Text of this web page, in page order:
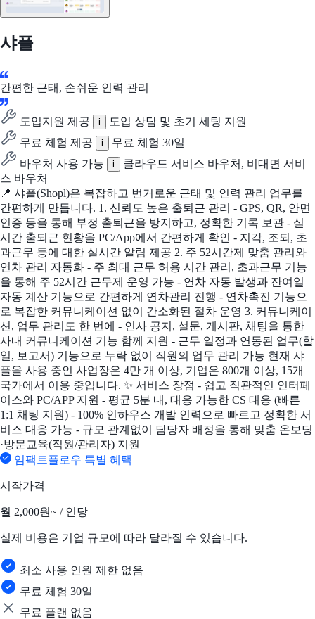
샤플
간편한 근태, 손쉬운 인력 관리
도입지원 제공 i
도입 상담 및 초기 세팅 지원
무료 체험 제공
i
무료 체험 30일
바우처 사용 가능
i
클라우드 서비스 바우처, 비대면 서비
스 바우처
📍 샤플(Shopl)은 복잡하고 번거로운 근태 및 인력 관리 업무를
간편하게 만듭니다. 1. 신뢰도 높은 출퇴근 관리 - GPS, QR, 안면
인증 등을 통해 부정 출퇴근을 방지하고, 정확한 기록 보관 - 실
시간 출퇴근 현황을 PC/App에서 간편하게 확인 - 지각, 조퇴, 초
과근무 등에 대한 실시간 알림 제공 2. 주 52시간제 맞춤 관리와
연차 관리 자동화 - 주 최대 근무 허용 시간 관리, 초과근무 기능
을 통해 주 52시간 근무제 운영 가능 - 연차 자동 발생과 잔여일
자동 계산 기능으로 간편하게 연차관리 진행 - 연차촉진 기능으
로 복잡한 커뮤니케이션 없이 간소화된 절차 운영 3. 커뮤니케이
션, 업무 관리도 한 번에 - 인사 공지, 설문, 게시판, 채팅을 통한
사내 커뮤니케이션 기능 함께 지원 - 근무 일정과 연동된 업무(할
일, 보고서) 기능으로 누락 없이 직원의 업무 관리 가능 현재 샤
플을 사용 중인 사업장은 4만 개 이상, 기업은 800개 이상, 15개
국가에서 이용 중입니다. ✨ 서비스 장점 - 쉽고 직관적인 인터페
이스와 PC/APP 지원 - 평균 5분 내, 대응 가능한 CS 대응 (빠른
1:1 채팅 지원) - 100% 인하우스 개발 인력으로 빠르고 정확한 서
비스 대응 가능 - 규모 관계없이 담당자 배정을 통해 맞춤 온보딩
·방문교육(직원/관리자) 지원
임팩트플로우 특별 혜택
시작가격
월 2,000원~ / 인당
실제 비용은 기업 규모에 따라 달라질 수 있습니다.
최소 사용 인원 제한 없음
무료 체험 30일
무료 플랜 없음